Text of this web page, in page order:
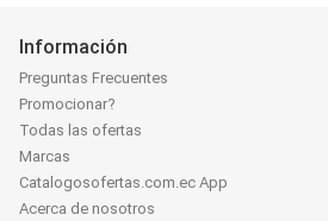
Información
Preguntas Frecuentes
Promocionar?
Todas las ofertas
Marcas
Catalogosofertas.com.ec App
Acerca de nosotros